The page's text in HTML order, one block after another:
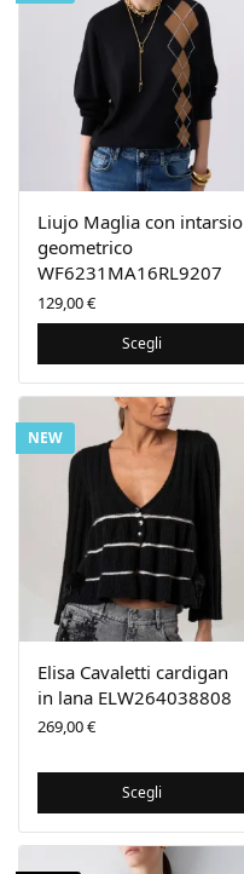
Liujo Maglia con intarsio
geometrico
WF6231MA16RL9207
129,00€
Scegli
NEW
Elisa Cavaletti cardigan
in lana ELW264038808
269,00€
Scegli